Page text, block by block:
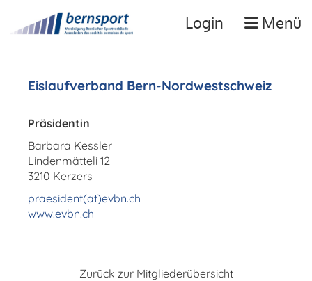
Login Menü
Eislaufverband Bern-Nordwestschweiz
Präsidentin
Barbara Kessler
Lindenmätteli 12
3210 Kerzers
praesident(at)evbn.ch
www.evbn.ch
Zurück zur Mitgliederübersicht